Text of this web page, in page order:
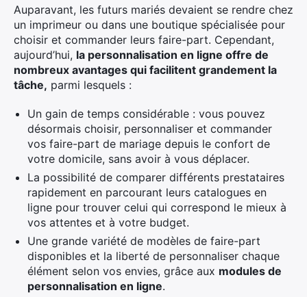
Auparavant, les futurs mariés devaient se rendre chez
un imprimeur ou dans une boutique spécialisée pour
choisir et commander leurs faire-part. Cependant,
aujourd’hui, la personnalisation en ligne offre de
nombreux avantages qui facilitent grandement la
tâche, parmi lesquels :
Un gain de temps considérable : vous pouvez
désormais choisir, personnaliser et commander
vos faire-part de mariage depuis le confort de
votre domicile, sans avoir à vous déplacer.
La possibilité de comparer différents prestataires
rapidement en parcourant leurs catalogues en
ligne pour trouver celui qui correspond le mieux à
vos attentes et à votre budget.
Une grande variété de modèles de faire-part
disponibles et la liberté de personnaliser chaque
élément selon vos envies, grâce aux modules de
personnalisation en ligne.